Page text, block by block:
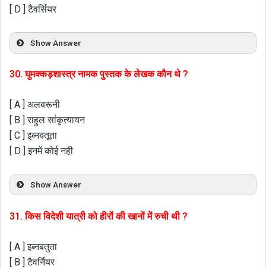
[ D ] टैवर्सियर
Show Answer
30. घुमक्कड़शास्त्र नामक पुस्तक के लेखक कौन थे ?
[ A ] अलबरूनी
[ B ] राहुल सांकृत्यायन
[ C ] इब्नबतूता
[ D ] इनमें कोई नही
Show Answer
31. किस विदेशी यात्री को हीरों की खानों में रुची थी ?
[ A ] इब्नबतुता
[ B ] टैवर्नियर